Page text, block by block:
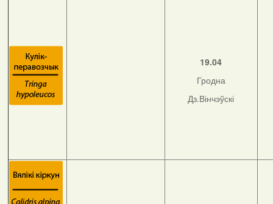
19.04
Гродна
Дз.Вінчэўскі